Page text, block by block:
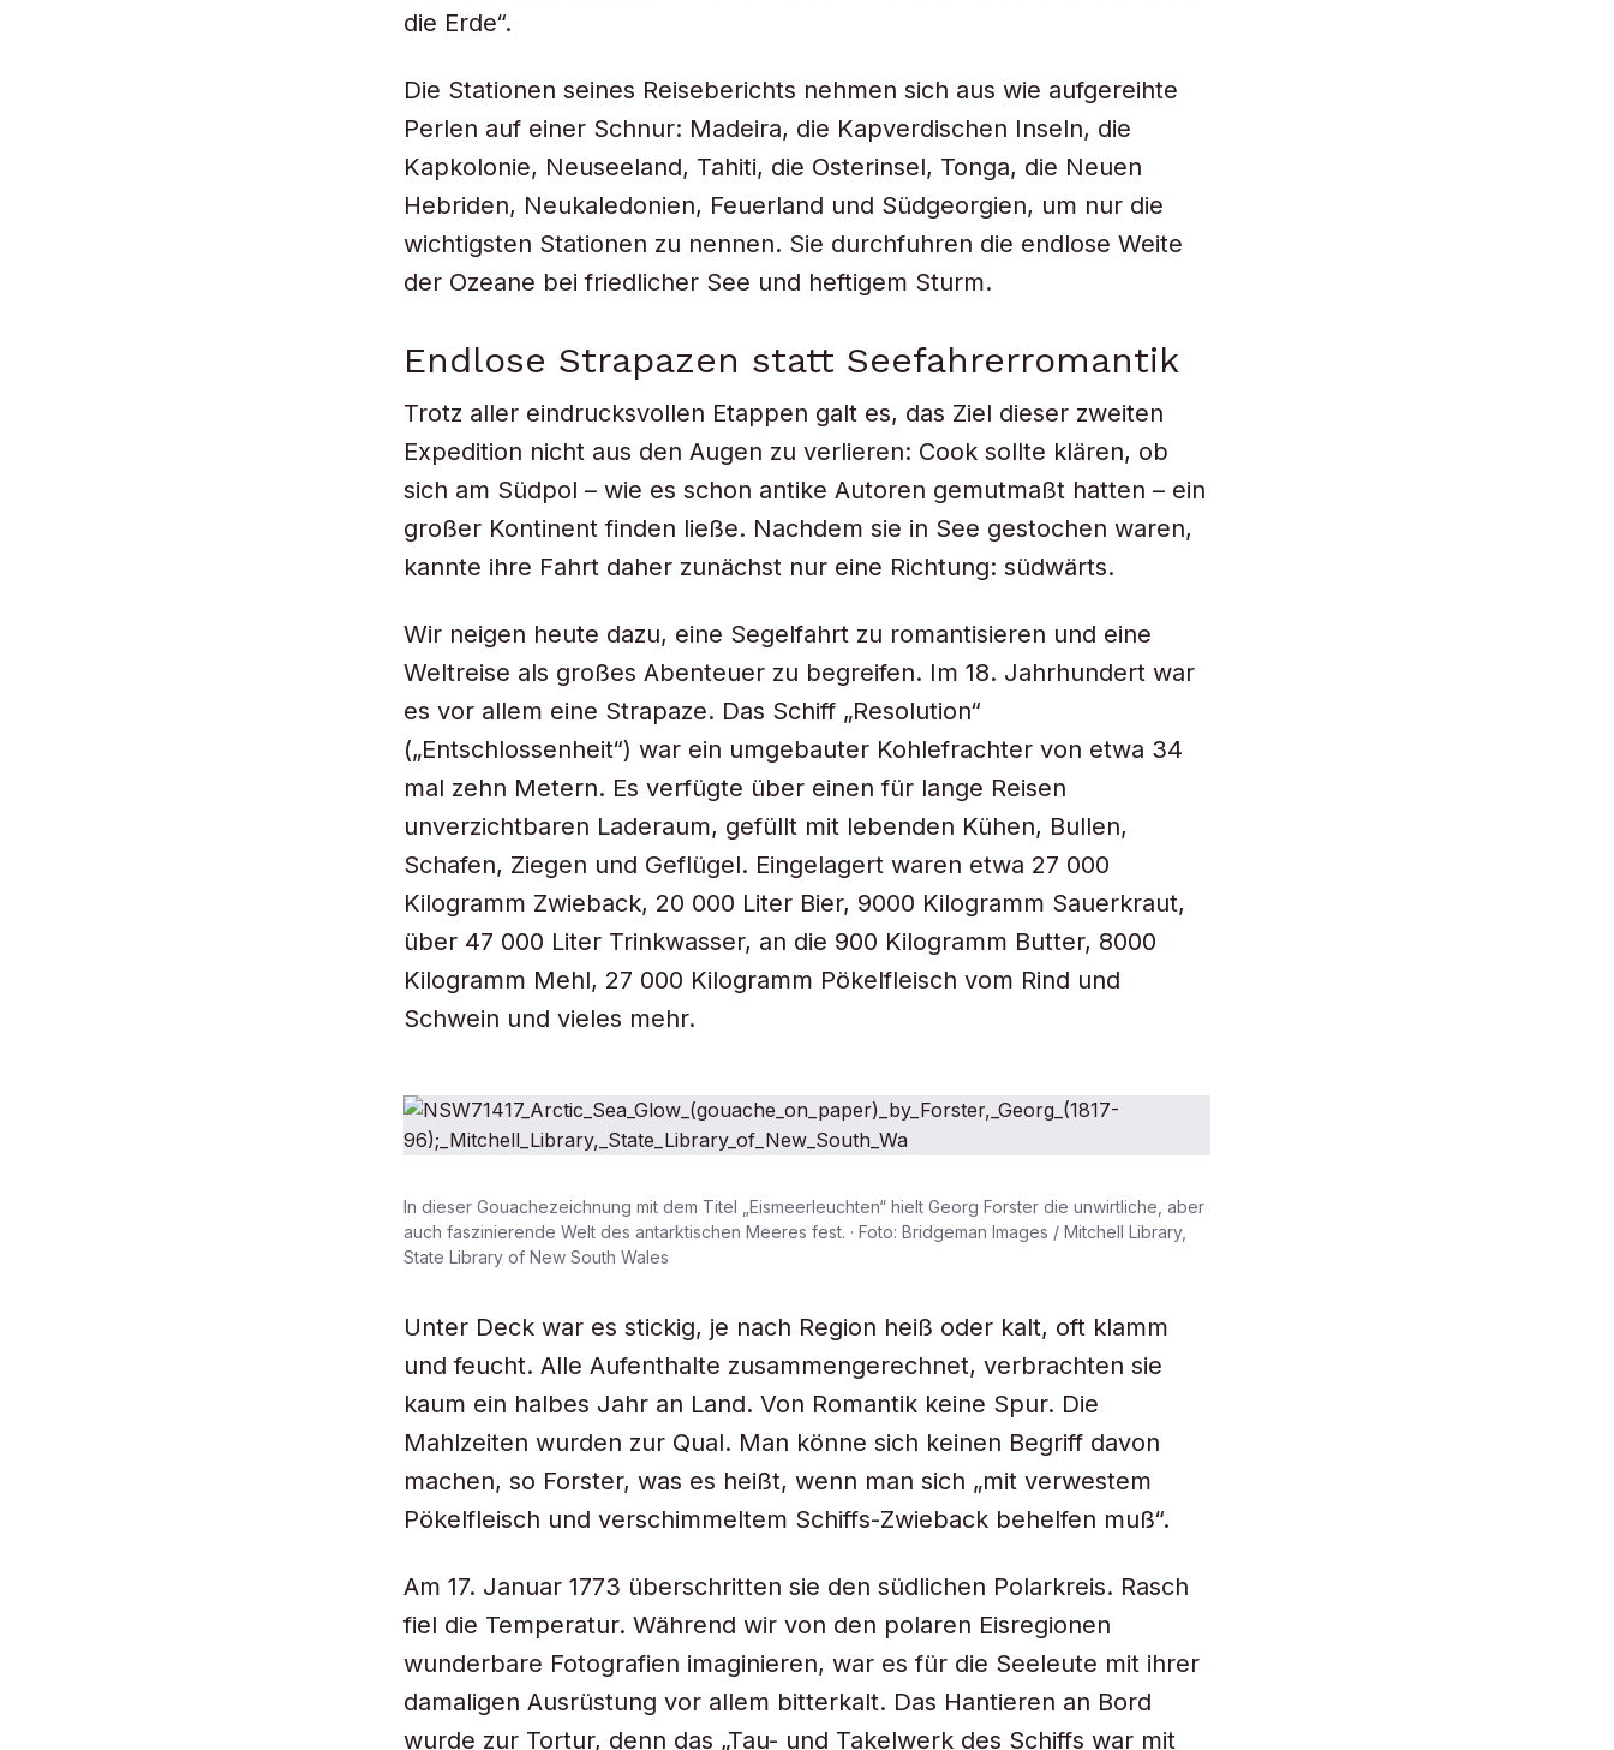
die Erde“.
Die Stationen seines Reiseberichts nehmen sich aus wie aufgereihte
Perlen auf einer Schnur: Madeira, die Kapverdischen Inseln, die
Kapkolonie, Neuseeland, Tahiti, die Osterinsel, Tonga, die Neuen
Hebriden, Neukaledonien, Feuerland und Südgeorgien, um nur die
wichtigsten Stationen zu nennen. Sie durchfuhren die endlose Weite
der Ozeane bei friedlicher See und heftigem Sturm.
Endlose Strapazen statt Seefahrerromantik
Trotz aller eindrucksvollen Etappen galt es, das Ziel dieser zweiten
Expedition nicht aus den Augen zu verlieren: Cook sollte klären, ob
sich am Südpol – wie es schon antike Autoren gemutmaßt hatten – ein
großer Kontinent finden ließe. Nachdem sie in See gestochen waren,
kannte ihre Fahrt daher zunächst nur eine Richtung: südwärts.
Wir neigen heute dazu, eine Segelfahrt zu romantisieren und eine
Weltreise als großes Abenteuer zu begreifen. Im 18. Jahrhundert war
es vor allem eine Strapaze. Das Schiff „Resolution“
(„Entschlossenheit“) war ein umgebauter Kohlefrachter von etwa 34
mal zehn Metern. Es verfügte über einen für lange Reisen
unverzichtbaren Laderaum, gefüllt mit lebenden Kühen, Bullen,
Schafen, Ziegen und Geflügel. Eingelagert waren etwa 27 000
Kilogramm Zwieback, 20 000 Liter Bier, 9000 Kilogramm Sauerkraut,
über 47 000 Liter Trinkwasser, an die 900 Kilogramm Butter, 8000
Kilogramm Mehl, 27 000 Kilogramm Pökelfleisch vom Rind und
Schwein und vieles mehr.
In dieser Gouachezeichnung mit dem Titel „Eismeerleuchten“ hielt Georg Forster die unwirtliche, aber
auch faszinierende Welt des antarktischen Meeres fest. · Foto: Bridgeman Images / Mitchell Library,
State Library of New South Wales
Unter Deck war es stickig, je nach Region heiß oder kalt, oft klamm
und feucht. Alle Aufenthalte zusammengerechnet, verbrachten sie
kaum ein halbes Jahr an Land. Von Romantik keine Spur. Die
Mahlzeiten wurden zur Qual. Man könne sich keinen Begriff davon
machen, so Forster, was es heißt, wenn man sich „mit verwestem
Pökelfleisch und verschimmeltem Schiffs-Zwieback behelfen muß“.
Am 17. Januar 1773 überschritten sie den südlichen Polarkreis. Rasch
fiel die Temperatur. Während wir von den polaren Eisregionen
wunderbare Fotografien imaginieren, war es für die Seeleute mit ihrer
damaligen Ausrüstung vor allem bitterkalt. Das Hantieren an Bord
wurde zur Tortur, denn das „Tau- und Takelwerk des Schiffs war mit